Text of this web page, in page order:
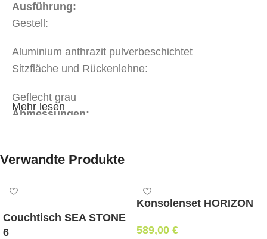
Ausführung:
Gestell:
Aluminium anthrazit pulverbeschichtet
Sitzfläche und Rückenlehne:
Geflecht grau
Abmessungen:
2 Stk.
stapelbar:
Mehr lesen
Verwandte Produkte
Couchtisch SEA STONE
6
Konsolenset HORIZON
589,00 €